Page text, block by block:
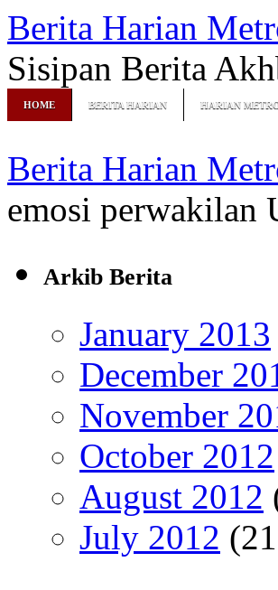
Berita Harian
Sisipan Berita
HOME BERITA HARIAN HARIAN
Berita Harian
emosi perwakilan
Arkib Berita
January 2013
December
November
October 2012
August 2012
July 2012